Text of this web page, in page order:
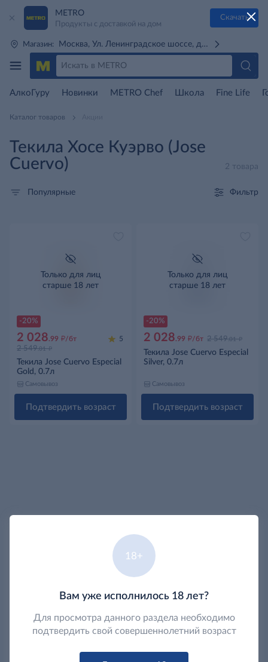
METRO
Продукты с доставкой на дом
Скачать
Магазин: Москва, Ул. Ленинградское шоссе, д. 71Г (м. Речной
АлкоГуру Новинки METRO Chef Школа Fine Life
Каталог товаров
Текила Хосе Куэрво (Jose
Cuervo)
2 товара
Популярные Фильтр
-20%
Только для лиц
старше 18 лет
2 028.99 д/бт
2 549.01 д
5
Текила Jose Cuervo Especial
Gold, 0.7л
Самовывоз
Подтвердить возраст
-20%
Только для лиц
старше 18 лет
2 028.99 д/бт 2 549.01 д
Текила Jose Cuervo Especial
Silver, 0.7л
Самовывоз
Подтвердить возраст
18+
Вам уже исполнилось 18 лет?
Для просмотра данного раздела необходимо
подтвердить свой совершеннолетний возраст